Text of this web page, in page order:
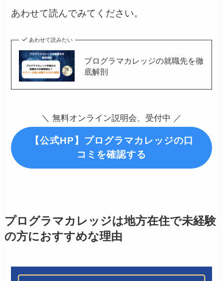
あわせて読んでみてください。
あわせて読みたい
プログラマカレッジの就職先を徹
底解剖
＼ 無料オンライン説明会、受付中 ／
【公式HP】プログラマカレッジの口
コミを確認する
プログラマカレッジは地方在住で未経験
の方におすすめな理由